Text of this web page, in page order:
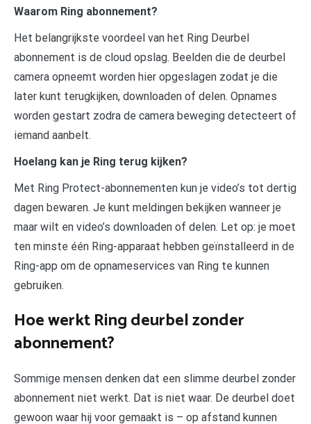
Waarom Ring abonnement?
Het belangrijkste voordeel van het Ring Deurbel
abonnement is de cloud opslag. Beelden die de deurbel
camera opneemt worden hier opgeslagen zodat je die
later kunt terugkijken, downloaden of delen. Opnames
worden gestart zodra de camera beweging detecteert of
iemand aanbelt.
Hoelang kan je Ring terug kijken?
Met Ring Protect-abonnementen kun je video’s tot dertig
dagen bewaren. Je kunt meldingen bekijken wanneer je
maar wilt en video’s downloaden of delen. Let op: je moet
ten minste één Ring-apparaat hebben geïnstalleerd in de
Ring-app om de opnameservices van Ring te kunnen
gebruiken.
Hoe werkt Ring deurbel zonder
abonnement?
Sommige mensen denken dat een slimme deurbel zonder
abonnement niet werkt. Dat is niet waar. De deurbel doet
gewoon waar hij voor gemaakt is – op afstand kunnen